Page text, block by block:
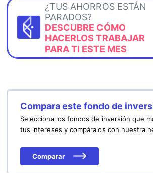
¿TUS AHORROS ESTÁN
PARADOS?
DESCUBRE CÓMO
HACERLOS TRABAJAR
PARA TI ESTE MES
Compara este fondo de
Selecciona los fondos de inversión que
tus intereses y compáralos con nuestra
Comparar